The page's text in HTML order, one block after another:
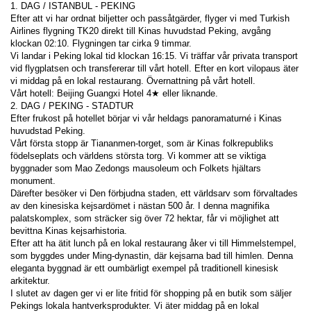
1. DAG / ISTANBUL - PEKING
Efter att vi har ordnat biljetter och passåtgärder, flyger vi med Turkish
Airlines flygning TK20 direkt till Kinas huvudstad Peking, avgång
klockan 02:10. Flygningen tar cirka 9 timmar.
Vi landar i Peking lokal tid klockan 16:15. Vi träffar vår privata transport
vid flygplatsen och transfererar till vårt hotell. Efter en kort vilopaus äter
vi middag på en lokal restaurang. Övernattning på vårt hotell.
Vårt hotell: Beijing Guangxi Hotel 4★ eller liknande.
2. DAG / PEKING - STADTUR
Efter frukost på hotellet börjar vi vår heldags panoramaturné i Kinas
huvudstad Peking.
Vårt första stopp är Tiananmen-torget, som är Kinas folkrepubliks
födelseplats och världens största torg. Vi kommer att se viktiga
byggnader som Mao Zedongs mausoleum och Folkets hjältars
monument.
Därefter besöker vi Den förbjudna staden, ett världsarv som förvaltades
av den kinesiska kejsardömet i nästan 500 år. I denna magnifika
palatskomplex, som sträcker sig över 72 hektar, får vi möjlighet att
bevittna Kinas kejsarhistoria.
Efter att ha ätit lunch på en lokal restaurang åker vi till Himmelstempel,
som byggdes under Ming-dynastin, där kejsarna bad till himlen. Denna
eleganta byggnad är ett oumbärligt exempel på traditionell kinesisk
arkitektur.
I slutet av dagen ger vi er lite fritid för shopping på en butik som säljer
Pekings lokala hantverksprodukter. Vi äter middag på en lokal